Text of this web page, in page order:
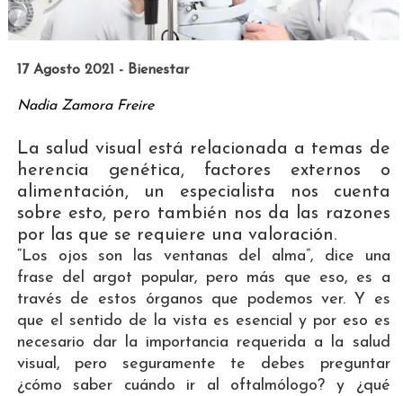
17 Agosto 2021 - Bienestar
Nadia Zamora Freire
La salud visual está relacionada a temas de
herencia genética, factores externos o
alimentación, un especialista nos cuenta
sobre esto, pero también nos da las razones
por las que se requiere una valoración.
“Los ojos son las ventanas del alma”, dice una
frase del argot popular, pero más que eso, es a
través de estos órganos que podemos ver. Y es
que el sentido de la vista es esencial y por eso es
necesario dar la importancia requerida a la salud
visual, pero seguramente te debes preguntar
¿cómo saber cuándo ir al oftalmólogo? y ¿qué